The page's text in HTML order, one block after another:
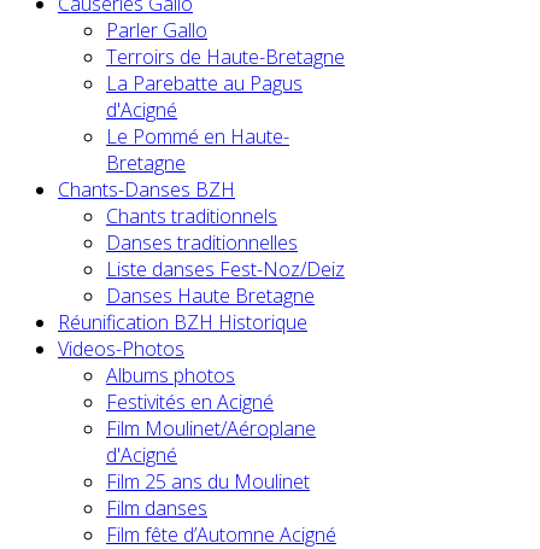
Parler Gallo
Terroirs de Haute-Bretagne
La Parebatte au Pagus
d'Acigné
Le Pommé en Haute-
Bretagne
Chants-Danses BZH
Chants traditionnels
Danses traditionnelles
Liste danses Fest-Noz/Deiz
Danses Haute Bretagne
Réunification BZH Historique
Videos-Photos
Albums photos
Festivités en Acigné
Film Moulinet/Aéroplane
d'Acigné
Film 25 ans du Moulinet
Film danses
Film fête d’Automne Acigné